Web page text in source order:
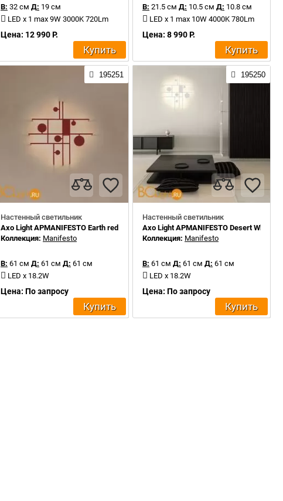
В: 32 см Д: 19 см
LED x 1 max 9W 3000K 720Lm
Цена: 12 990 Р.
Купить
В: 21.5 см Д: 10.5 см Д: 10.8 см
LED x 1 max 10W 4000K 780Lm
Цена: 8 990 Р.
Купить
195251
Настенный светильник
Axo Light APMANIFESTO Earth red
Коллекция: Manifesto
В: 61 см Д: 61 см Д: 61 см
LED x 18.2W
Цена: По запросу
Купить
195250
Настенный светильник
Axo Light APMANIFESTO Desert White
Коллекция: Manifesto
В: 61 см Д: 61 см Д: 61 см
LED x 18.2W
Цена: По запросу
Купить